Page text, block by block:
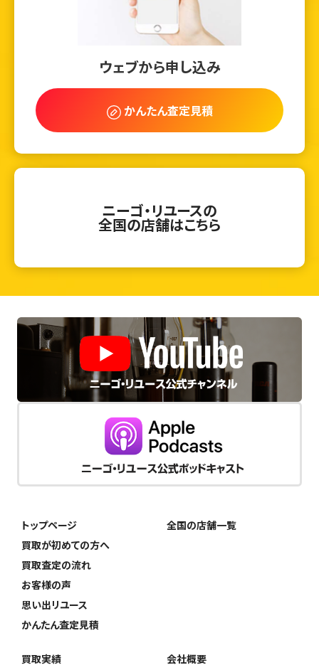
ウェブから申し込み
かんたん査定見積
ニーゴ・リユースの
全国の店舗はこちら
トップページ
買取が初めての方へ
買取査定の流れ
お客様の声
思い出リユース
かんたん査定見積
全国の店舗一覧
買取実績 会社概要